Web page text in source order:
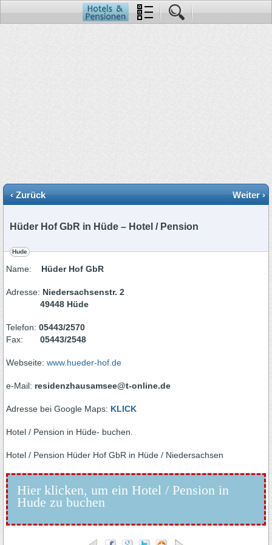
‹ Zurück Weiter ›
Hüder Hof GbR in Hüde – Hotel / Pension
Hude
Name: Hüder Hof GbR
Adresse: Niedersachsenstr. 2
49448 Hüde
Telefon: 05443/2570
Fax: 05443/2548
Webseite: www.hueder-hof.de
e-Mail: residenzhausamsee@t-online.de
Adresse bei Google Maps: KLICK
Hotel / Pension in Hüde- buchen.
Hotel / Pension Hüder Hof GbR in Hüde / Niedersachsen
Hier klicken, um ein Hotel / Pension in
Hude zu buchen